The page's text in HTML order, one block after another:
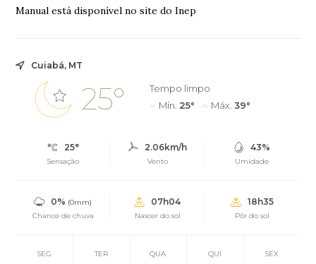
Manual está disponível no site do Inep
Cuiabá, MT
25°
Tempo limpo
Mín. 25° Máx. 39°
25°
Sensação
2.06km/h
Vento
43%
Umidade
0% (0mm)
Chance de chuva
07h04
Nascer do sol
18h35
Pôr do sol
SEG TER QUA QUI SEX